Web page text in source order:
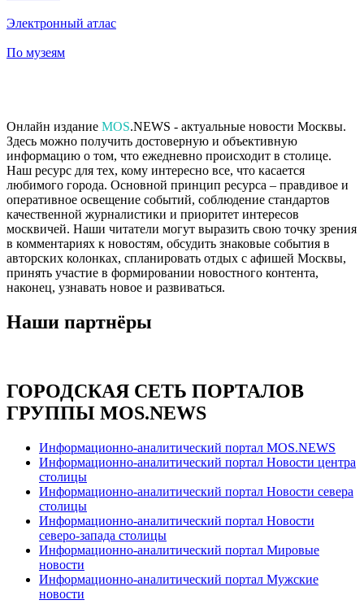
Электронный атлас
По музеям
Онлайн издание MOS.NEWS - актуальные новости Москвы.
Здесь можно получить достоверную и объективную
информацию о том, что ежедневно происходит в столице.
Наш ресурс для тех, кому интересно все, что касается
любимого города. Основной принцип ресурса – правдивое и
оперативное освещение событий, соблюдение стандартов
качественной журналистики и приоритет интересов
москвичей. Наши читатели могут выразить свою точку зрения
в комментариях к новостям, обсудить знаковые события в
авторских колонках, спланировать отдых с афишей Москвы,
принять участие в формировании новостного контента,
наконец, узнавать новое и развиваться.
Наши партнёры
ГОРОДСКАЯ СЕТЬ ПОРТАЛОВ
ГРУППЫ MOS.NEWS
Информационно-аналитический портал MOS.NEWS
Информационно-аналитический портал Новости центра
столицы
Информационно-аналитический портал Новости севера
столицы
Информационно-аналитический портал Новости
северо-запада столицы
Информационно-аналитический портал Мировые
новости
Информационно-аналитический портал Мужские
новости